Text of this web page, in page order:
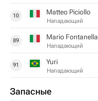
10 Matteo Piciollo
Нападающий
89 Mario Fontanella
Нападающий
91 Yuri
Нападающий
Запасные